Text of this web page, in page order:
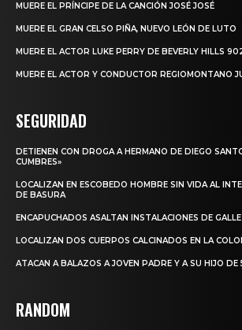
MUERE EL PRÍNCIPE DE LA CANCIÓN JOSÉ JOSÉ
MUERE EL GRAN CELSO PIÑA, NUEVO LEÓN DE LUTO
MUERE EL ACTOR LUKE PERRY DE BEVERLY HILLS
MUERE EL ACTOR Y CONDUCTOR REGIOMONTANO
SEGURIDAD
DETIENEN CON DROGA A HERMANO DE DIEGO
CUMBRES»
LOCALIZAN EN ESCOBEDO HOMBRE SIN VIDA AL
DE BASURA
ENCAPUCHADOS ASALTAN INSTALACIONES DE
LOCALIZAN DOS CUERPOS CALCINADOS EN LA
ATACAN A BALAZOS A JOVEN PADRE Y A SU HIJO DE
RANDOM